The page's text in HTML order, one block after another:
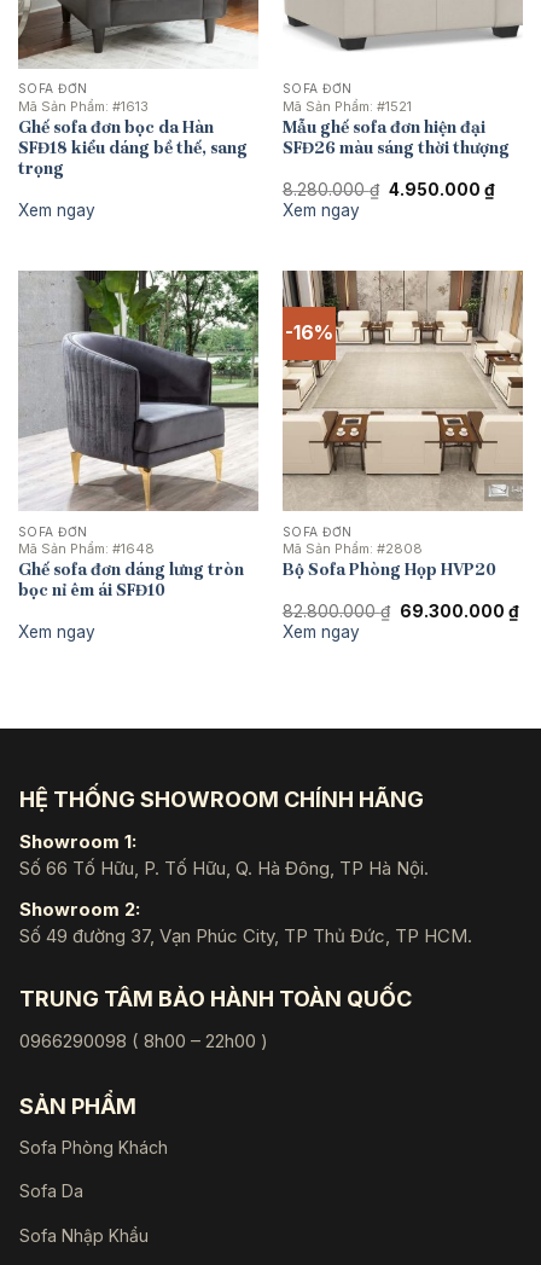
SOFA ĐƠN
Mã Sản Phẩm: #1613
Ghế sofa đơn bọc da Hàn
SFĐ18 kiểu dáng bề thế, sang
trọng
Xem ngay
SOFA ĐƠN
Mã Sản Phẩm: #1521
Mẫu ghế sofa đơn hiện đại
SFĐ26 màu sáng thời thượng
8.280.000₫ Giá
4.950.000 ₫Giá
hiện
Xem ngay
SOFA ĐƠN
Mã Sản Phẩm: #1648
Ghế sofa đơn dáng lưng tròn
bọc nỉ êm ái SFĐ10
Xem ngay
-16%
SOFA ĐƠN
Mã Sản Phẩm: #2808
Bộ Sofa Phòng Họp HVP20
82.800.000₫ Giá
69.300.000 ₫
Xem ngay
HỆ THỐNG SHOWROOM CHÍNH HÃNG
Showroom 1:
Số 66 Tố Hữu, P. Tố Hữu, Q. Hà Đông, TP Hà Nội.
Showroom 2:
Số 49 đường 37, Vạn Phúc City, TP Thủ Đức, TP HCM.
TRUNG TÂM BẢO HÀNH TOÀN QUỐC
0966290098 ( 8h00 – 22h00 )
SẢN PHẨM
Sofa Phòng Khách
Sofa Da
Sofa Nhập Khẩu